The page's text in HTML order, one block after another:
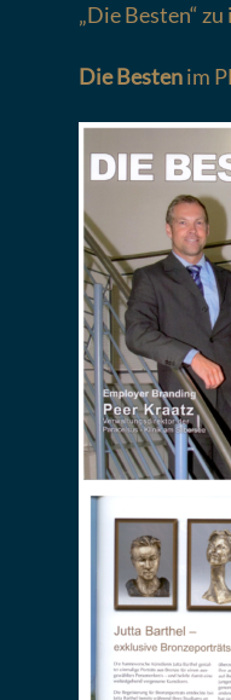
„Die Besten“
Die Bestenim